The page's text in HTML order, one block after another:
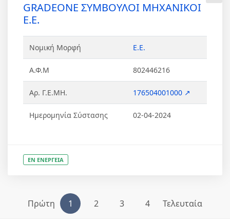
GRADEONE ΣΥΜΒΟΥΛΟΙ ΜΗΧΑΝΙΚΟΙ
Ε.Ε.
Νομική Μορφή Ε.Ε.
Α.Φ.Μ 802446216
Αρ. Γ.Ε.ΜΗ. 176504001000 ↗
Ημερομηνία Σύστασης 02-04-2024
ΕΝ ΕΝΕΡΓΕΙΑ
Πρώτη 1 2 3 4 Τελευταία